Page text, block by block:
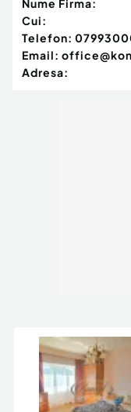
Nume Firma:
Cui:
Telefon:
Email:
Adresa: